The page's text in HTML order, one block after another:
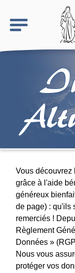
Vous découvrez
grâce à l'aide
généreux
de page) : qu'ils
remerciés !
Règlement
Données »
Nous vous
protéger vos